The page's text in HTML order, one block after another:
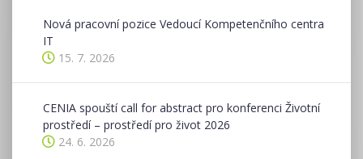
Nová pracovní pozice Vedoucí Kompetenčního centra
IT
15. 7. 2026
CENIA spouští call for abstract pro konferenci Životní
prostředí – prostředí pro život 2026
24. 6. 2026